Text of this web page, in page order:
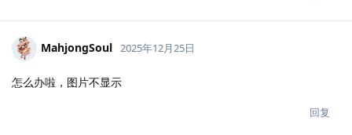
MahjongSoul 2025年12月25日
怎么办啦，图片不显示
回复